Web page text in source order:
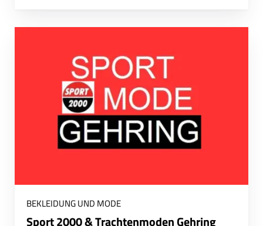
BEKLEIDUNG UND MODE
Sport 2000 & Trachtenmoden Gehring